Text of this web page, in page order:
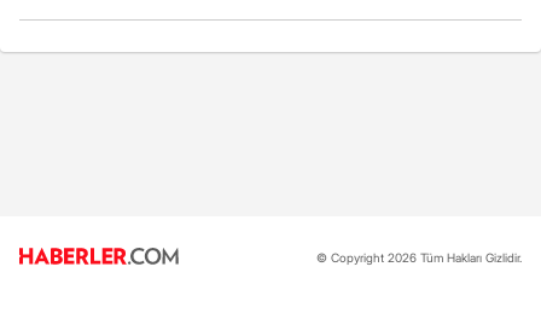
© Copyright 2026 Tüm Hakları Gizlidir.